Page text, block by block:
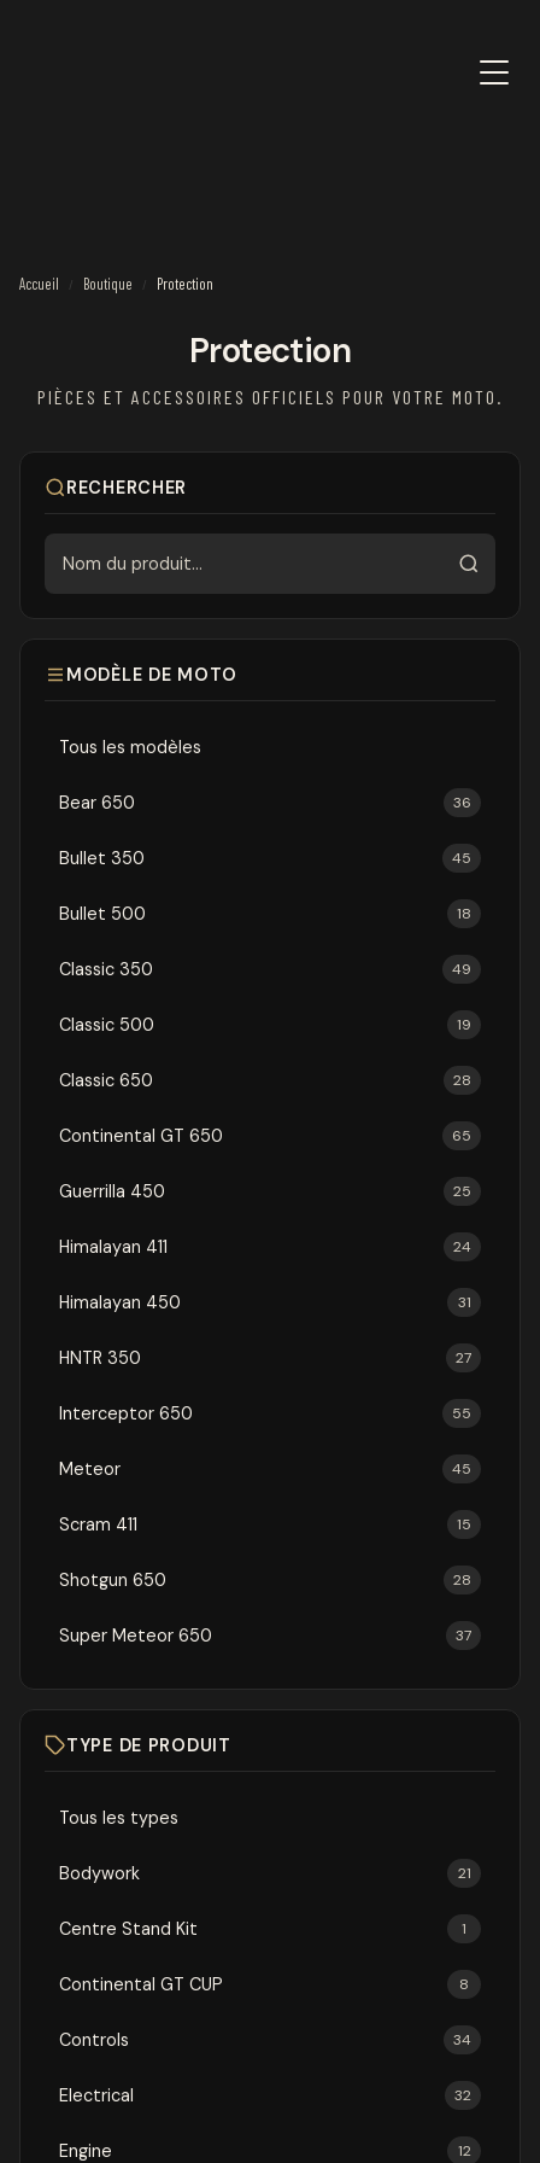
Accueil / Boutique / Protection
Protection
PIÈCES ET ACCESSOIRES OFFICIELS POUR VOTRE MOTO.
RECHERCHER
MODÈLE DE MOTO
Tous les modèles
Bear 650 36
Bullet 350 45
Bullet 500 18
Classic 350 49
Classic 500 19
Classic 650 28
Continental GT 650 65
Guerrilla 450 25
Himalayan 411 24
Himalayan 450 31
HNTR 350 27
Interceptor 650 55
Meteor 45
Scram 411 15
Shotgun 650 28
Super Meteor 650 37
TYPE DE PRODUIT
Tous les types
Bodywork 21
Centre Stand Kit 1
Continental GT CUP 8
Controls 34
Electrical 32
Engine 12